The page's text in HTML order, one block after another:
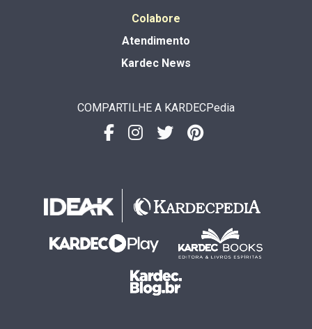
Colabore
Atendimento
Kardec News
COMPARTILHE A KARDECPedia